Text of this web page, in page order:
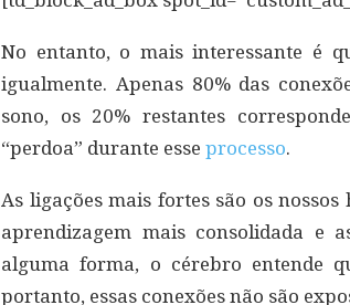
No entanto, o mais interessante é
igualmente. Apenas 80% das
sono, os 20% restantes
“perdoa” durante esse processo.
As ligações mais fortes são os
aprendizagem mais consolidada e
alguma forma, o cérebro entende
portanto, essas conexões não são